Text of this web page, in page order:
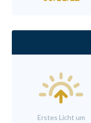
Erstes Licht um